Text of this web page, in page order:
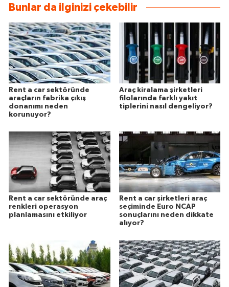
Bunlar da ilginizi çekebilir
Rent a car sektöründe
araçların fabrika çıkış
donanımı neden
korunuyor?
Araç kiralama şirketleri
filolarında farklı yakıt
tiplerini nasıl dengeliyor?
Rent a car sektöründe araç
renkleri operasyon
planlamasını etkiliyor
Rent a car şirketleri araç
seçiminde Euro NCAP
sonuçlarını neden dikkate
alıyor?